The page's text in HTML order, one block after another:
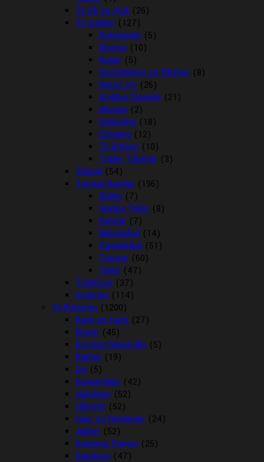
Til sår og muk (26)
Til stalden (127)
Boksgardin (5)
Diverse (10)
Hager (5)
Hesteklipper og tilbehør (8)
Hønet mv (26)
Krybber/Spande (21)
Mordax (2)
Opbinding (18)
Ophæng (12)
Til Boksen (10)
Trailer Tilbehør (3)
Tilskud (54)
Trenser/kandar (196)
Bidløs (7)
Hjælpe Tøjler (8)
Kandar (7)
Næsebånd (14)
Pandebånd (51)
Trenser (60)
Tøjler (47)
Træktove (37)
Underlag (114)
Til Rytteren (1200)
Back on track (27)
Bluser (45)
Brocher/slipsenåle (5)
Bælter (19)
Div (5)
Gaveartikler (42)
Handsker (52)
Hårpynt (52)
Huer og tørklæder (24)
Jakker (52)
Kramme Ponyer (25)
Kæphest (47)